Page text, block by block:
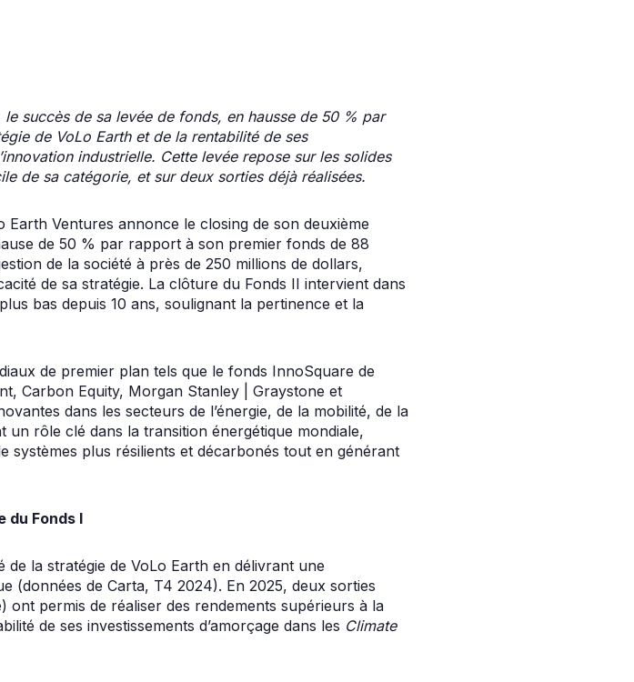
succès de sa levée de fonds, en hausse de 50 % par
de VoLo Earth et de la rentabilité de ses
industrielle. Cette levée repose sur les solides
de sa catégorie, et sur deux sorties déjà réalisées.
Earth Ventures annonce le closing de son deuxième
de 50 % par rapport à son premier fonds de 88
de la société à près de 250 millions de dollars,
de sa stratégie. La clôture du Fonds II intervient dans
bas depuis 10 ans, soulignant la pertinence et la
de premier plan tels que le fonds InnoSquare de
Carbon Equity, Morgan Stanley | Graystone et
dans les secteurs de l’énergie, de la mobilité, de la
un rôle clé dans la transition énergétique mondiale,
plus résilients et décarbonés tout en générant
du Fonds I
de la stratégie de VoLo Earth en délivrant une
(données de Carta, T4 2024). En 2025, deux sorties
ont permis de réaliser des rendements supérieurs à la
de ses investissements d’amorçage dans les Climate